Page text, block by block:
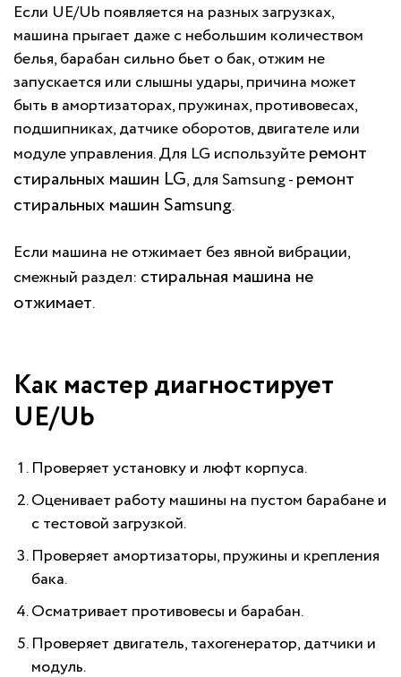
Если UE/Ub появляется на разных загрузках,
машина прыгает даже с небольшим количеством
белья, барабан сильно бьет о бак, отжим не
запускается или слышны удары, причина может
быть в амортизаторах, пружинах, противовесах,
подшипниках, датчике оборотов, двигателе или
модуле управления. Для LG используйтеремонт
стиральных машин LG, для Samsung -ремонт
стиральных машин Samsung.
Если машина не отжимает без явной вибрации,
смежный раздел: стиральная машина не
отжимает.
Как мастер диагностирует
UE/Ub
Проверяет установку и люфт корпуса.
Оценивает работу машины на пустом барабане и
с тестовой загрузкой.
Проверяет амортизаторы, пружины и крепления
бака.
Осматривает противовесы и барабан.
Проверяет двигатель, тахогенератор, датчики и
модуль.